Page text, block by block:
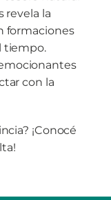
revela la
formaciones
tiempo.
con la
¡Conocé
!